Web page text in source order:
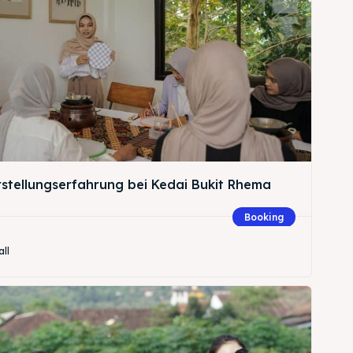
bei Kedai Bukit Rhema
Booking